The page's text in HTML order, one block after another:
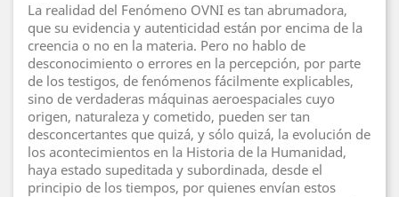
La realidad del Fenómeno OVNI es tan abrumadora,
que su evidencia y autenticidad están por encima de la
creencia o no en la materia. Pero no hablo de
desconocimiento o errores en la percepción, por parte
de los testigos, de fenómenos fácilmente explicables,
sino de verdaderas máquinas aeroespaciales cuyo
origen, naturaleza y cometido, pueden ser tan
desconcertantes que quizá, y sólo quizá, la evolución de
los acontecimientos en la Historia de la Humanidad,
haya estado supeditada y subordinada, desde el
principio de los tiempos, por quienes envían estos